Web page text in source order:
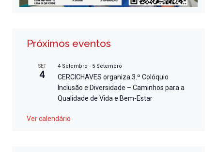
Próximos eventos
SET
4
4 Setembro - 5 Setembro
CERCICHAVES organiza 3.º Colóquio
Inclusão e Diversidade – Caminhos para a
Qualidade de Vida e Bem-Estar
Ver calendário